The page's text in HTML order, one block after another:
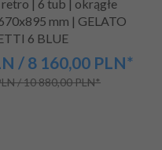
| 6 tub | okrągłe
mm | GELATO
6 BLUE
/ 8 160,00 PLN*
/ 10 880,00 PLN*